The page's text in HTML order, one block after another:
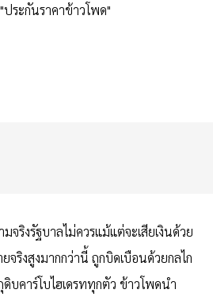
ระกันราคาข้าวโพด"
จริงรัฐบาลไม่ควรแม้แต่จะเสียเงินด้วย
จริงสูงมากกว่านี้ ถูกบิดเบือนด้วยกลไก
บคาร์โบไฮเดรททุกตัว ข้าวโพดนำ